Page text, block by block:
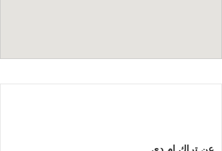
عن تراك ام دي